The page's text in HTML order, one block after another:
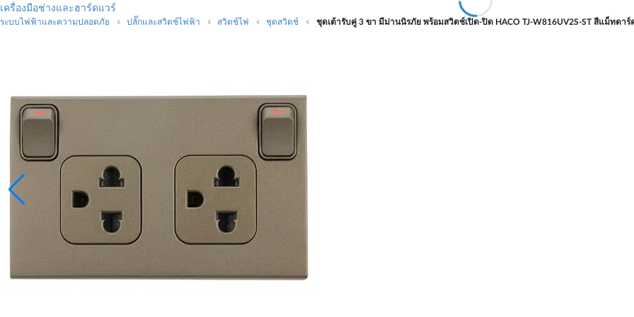
เครื่องมือช่างและฮาร์ดแวร์
ระบบไฟฟ้าและความปลอดภัย ปลั๊กและสวิตช์ไฟฟ้า สวิตช์ไฟ ชุดสวิตช์ ชุดเต้ารับคู่ 3 ขา มีม่านนิรภัย พร้อมสวิตช์เปิด-ปิด HACO TJ-W816UV2S-ST สีแม็ทดาร์